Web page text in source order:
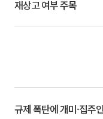
재상고 여부 주목
규제 폭탄에 개미·집주